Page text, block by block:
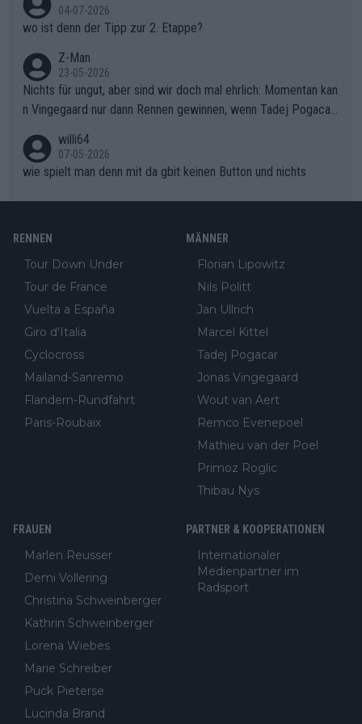
unkt dieser Tour in die Geschichte eingehen. Wenn man bei so
einem harten Aufstieg einmal den Moment verpasst und der K
onkurrentin die "zweite Luft" schenkt, ist der Schaden am Ber
g kaum noch zu reparieren.Vor uns liegt nun das große Finale R
ichtung Nizza. Niewiadoma hat psychologisch Oberwasser, ab
er SD Worx und Vollering müssen jetzt All-In gehen. (gregman
n)
04-07-2026
wo ist denn der Tipp zur 2. Etappe?
Z-Man
23-05-2026
Nichts für ungut, aber sind wir doch mal ehrlich: Momentan kan
n Vingegaard nur dann Rennen gewinnen, wenn Tadej Pogacar
willi64
07-05-2026
wie spielt man denn mit da gbit keinen Button und nichts
RENNEN
Tour Down Under
Tour de France
Vuelta a España
Giro d'Italia
Cyclocross
Mailand-Sanremo
Flandern-Rundfahrt
Paris-Roubaix
MÄNNER
Florian Lipowitz
Nils Politt
Jan Ullrich
Marcel Kittel
Tadej Pogacar
Jonas Vingegaard
Wout van Aert
Remco Evenepoel
Mathieu van der Poel
Primoz Roglic
Thibau Nys
FRAUEN
Marlen Reusser
Demi Vollering
Christina Schweinberger
Kathrin Schweinberger
Lorena Wiebes
Marie Schreiber
Puck Pieterse
Lucinda Brand
PARTNER & KOOPERATIONEN
Internationaler
Medienpartner im
Radsport